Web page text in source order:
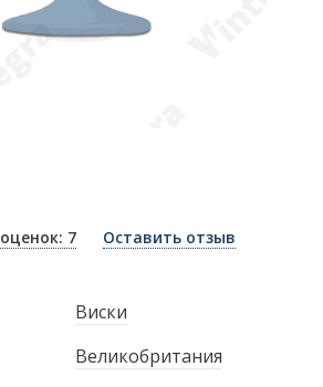
оценок: 7 Оставить отзыв
Виски
Великобритания